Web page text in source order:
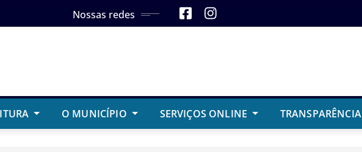
Nossas redes
O MUNICÍPIO SERVIÇOS ONLINE TRANSPARÊNCIA